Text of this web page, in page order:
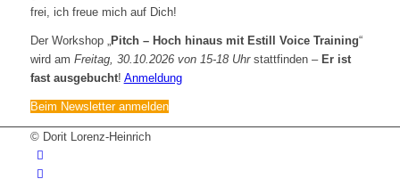
frei, ich freue mich auf Dich!
Der Workshop „Pitch – Hoch hinaus mit Estill Voice Training“
wird am Freitag, 30.10.2026 von 15-18 Uhrstattfinden – Er ist
fast ausgebucht! Anmeldung
Beim Newsletter anmelden
© Dorit Lorenz-Heinrich